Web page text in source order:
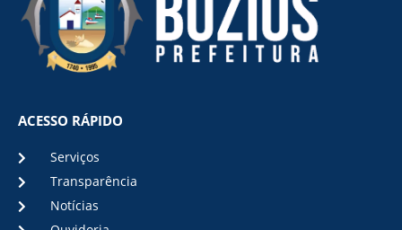
ACESSO RÁPIDO
Serviços
Transparência
Notícias